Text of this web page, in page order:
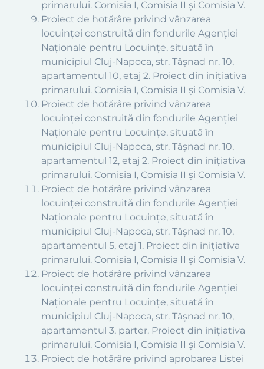
primarului. Comisia I, Comisia II și Comisia V.
Proiect de hotărâre privind vânzarea
locuinței construită din fondurile Agenției
Naționale pentru Locuințe, situată în
municipiul Cluj-Napoca, str. Tășnad nr. 10,
apartamentul 10, etaj 2. Proiect din inițiativa
primarului. Comisia I, Comisia II și Comisia V.
Proiect de hotărâre privind vânzarea
locuinței construită din fondurile Agenției
Naționale pentru Locuințe, situată în
municipiul Cluj-Napoca, str. Tășnad nr. 10,
apartamentul 12, etaj 2. Proiect din inițiativa
primarului. Comisia I, Comisia II și Comisia V.
Proiect de hotărâre privind vânzarea
locuinței construită din fondurile Agenției
Naționale pentru Locuințe, situată în
municipiul Cluj-Napoca, str. Tășnad nr. 10,
apartamentul 5, etaj 1. Proiect din inițiativa
primarului. Comisia I, Comisia II și Comisia V.
Proiect de hotărâre privind vânzarea
locuinței construită din fondurile Agenției
Naționale pentru Locuințe, situată în
municipiul Cluj-Napoca, str. Tășnad nr. 10,
apartamentul 3, parter. Proiect din inițiativa
primarului. Comisia I, Comisia II și Comisia V.
Proiect de hotărâre privind aprobarea Listei